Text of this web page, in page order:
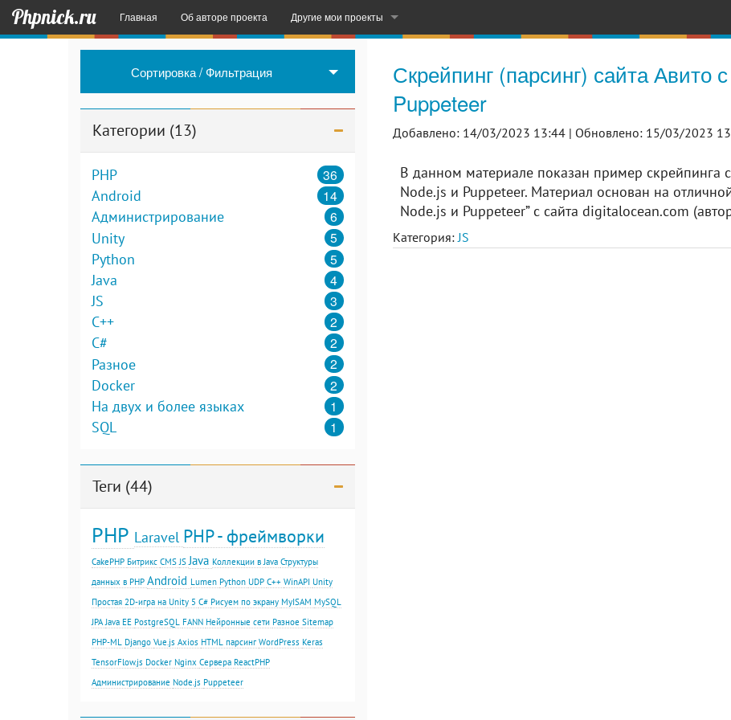
Phpnick.ru Главная Об авторе проекта Другие мои проекты
English Space
– СМС-рассылка с вашего компьютера
Примеры некоторых проектов на ГитХабе
Сортировка / Фильтрация
Категории (13)
PHP 36
Android 14
Администрирование 6
Unity 5
Python 5
Java 4
JS 3
C++ 2
C# 2
Разное 2
Docker 2
На двух и более языках 1
SQL 1
Теги (44)
PHP Laravel PHP - фреймворки
CakePHP Битрикс CMS JS Java Коллекции в Java Структуры
данных в PHP Android Lumen Python UDP С++ WinAPI Unity
Простая 2D-игра на Unity 5 C# Рисуем по экрану MyISAM MySQL
JPA Java EE PostgreSQL FANN Нейронные сети Разное Sitemap
PHP-ML Django Vue.js Axios HTML парсинг WordPress Keras
TensorFlow.js Docker Nginx Сервера ReactPHP
Администрирование Node.js Puppeteer
Скрейпинг (парсинг) сайта
Puppeteer
Добавлено: 14/03/2023 13:44 | Обновлено: 15/03/2023
В данном материале показан пример
Node.js и Puppeteer. Материал основан на
Node.js и Puppeteer” с сайта digitalocean.com
Категория:JS